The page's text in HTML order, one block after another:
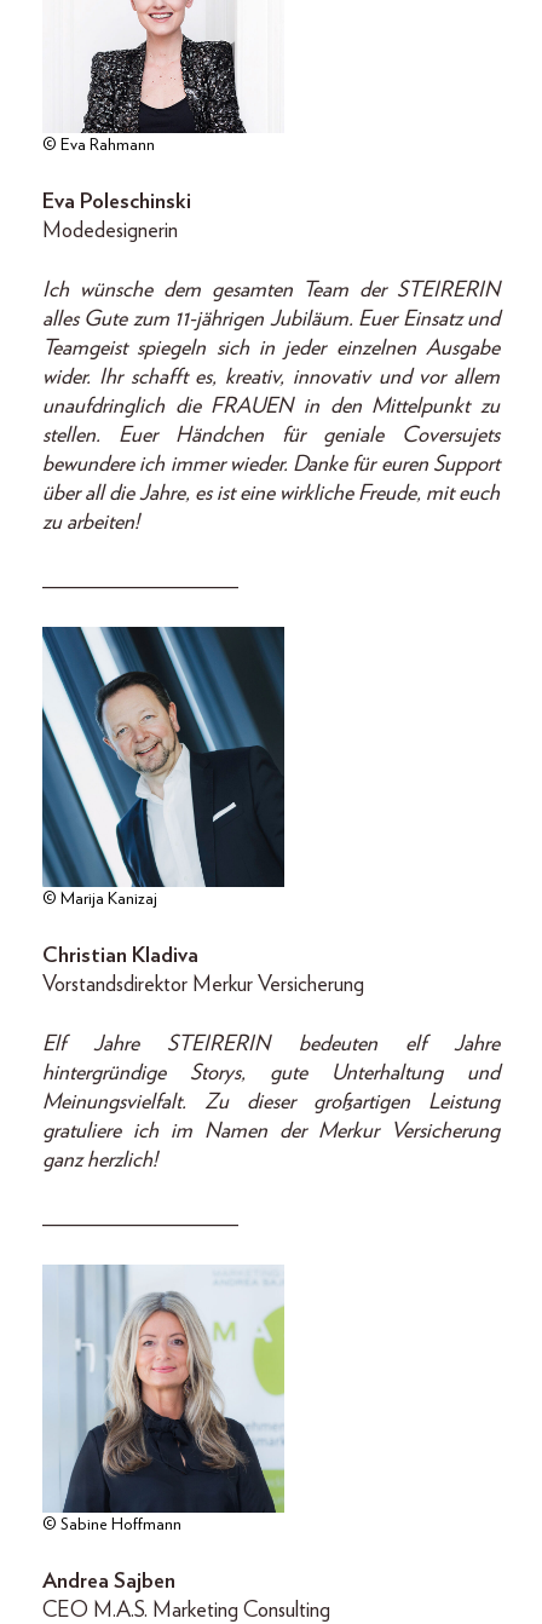
© Eva Rahmann
Eva Poleschinski
Modedesignerin
Ich wünsche dem gesamten Team der STEIRERIN
alles Gute zum 11-jährigen Jubiläum. Euer Einsatz und
Teamgeist spiegeln sich in jeder einzelnen Ausgabe
wider. Ihr schafft es, kreativ, innovativ und vor allem
unaufdringlich die FRAUEN in den Mittelpunkt zu
stellen. Euer Händchen für geniale Coversujets
bewundere ich immer wieder. Danke für euren Support
über all die Jahre, es ist eine wirkliche Freude, mit euch
zu arbeiten!
__________________
© Marija Kanizaj
Christian Kladiva
Vorstandsdirektor Merkur Versicherung
Elf Jahre STEIRERIN bedeuten elf Jahre
hintergründige Storys, gute Unterhaltung und
Meinungsvielfalt. Zu dieser großartigen Leistung
gratuliere ich im Namen der Merkur Versicherung
ganz herzlich!
__________________
© Sabine Hoffmann
Andrea Sajben
CEO M.A.S. Marketing Consulting